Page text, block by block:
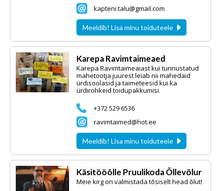
kapteni.talu@gmail.com
Meeldib! Lisa minu toiduteele
Karepa Ravimtaimeaed
Karepa Ravimtaimeaiast kui tunnustatud
mahetootja juurest leiab nii mahedaid
ürdisoolasid ja taimeteesid kui ka
ürdirohkeid toidupakkumisi.
+372 529 6536
ravimtaimed@hot.ee
Meeldib! Lisa minu toiduteele
Käsitööõlle Pruulikoda Õllevõlur
Meie kirg on valmistada tõsiselt head õlut!